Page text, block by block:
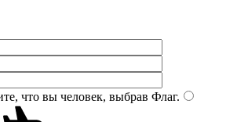
что вы человек, выбрав Флаг.